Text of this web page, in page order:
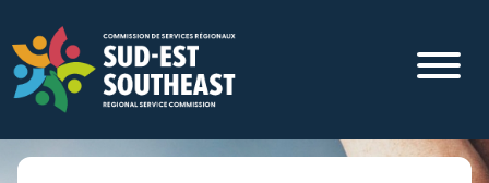
contenu
principal